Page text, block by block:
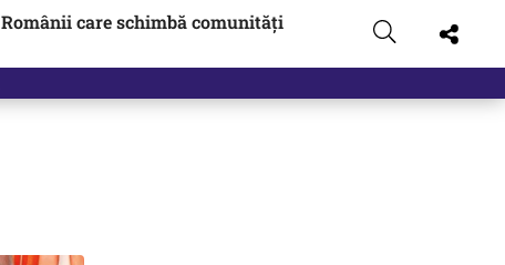
Românii care schimbă comunități